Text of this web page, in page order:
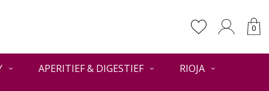
0
APERITIEF & DIGESTIEF RIOJA